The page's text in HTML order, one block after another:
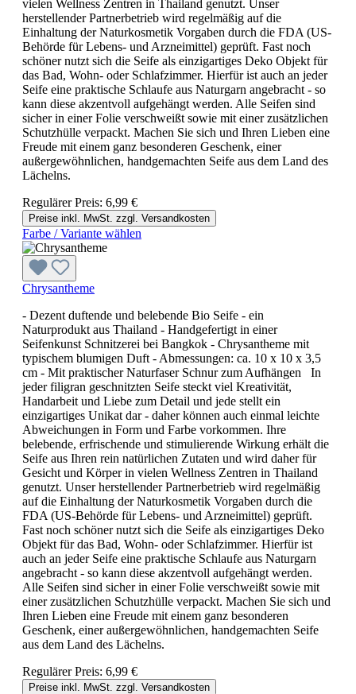
vielen Wellness Zentren in Thailand genutzt. Unser
herstellender Partnerbetrieb wird regelmäßig auf die
Einhaltung der Naturkosmetik Vorgaben durch die FDA (US-
Behörde für Lebens- und Arzneimittel) geprüft. Fast noch
schöner nutzt sich die Seife als einzigartiges Deko Objekt für
das Bad, Wohn- oder Schlafzimmer. Hierfür ist auch an jeder
Seife eine praktische Schlaufe aus Naturgarn angebracht - so
kann diese akzentvoll aufgehängt werden. Alle Seifen sind
sicher in einer Folie verschweißt sowie mit einer zusätzlichen
Schutzhülle verpackt. Machen Sie sich und Ihren Lieben eine
Freude mit einem ganz besonderen Geschenk, einer
außergewöhnlichen, handgemachten Seife aus dem Land des
Lächelns.
Regulärer Preis: 6,99 €
Preise inkl. MwSt. zzgl. Versandkosten
Farbe / Variante wählen
Chrysantheme
- Dezent duftende und belebende Bio Seife - ein
Naturprodukt aus Thailand - Handgefertigt in einer
Seifenkunst Schnitzerei bei Bangkok - Chrysantheme mit
typischem blumigen Duft - Abmessungen: ca. 10 x 10 x 3,5
cm - Mit praktischer Naturfaser Schnur zum Aufhängen In
jeder filigran geschnitzten Seife steckt viel Kreativität,
Handarbeit und Liebe zum Detail und jede stellt ein
einzigartiges Unikat dar - daher können auch einmal leichte
Abweichungen in Form und Farbe vorkommen. Ihre
belebende, erfrischende und stimulierende Wirkung erhält die
Seife aus Ihren rein natürlichen Zutaten und wird daher für
Gesicht und Körper in vielen Wellness Zentren in Thailand
genutzt. Unser herstellender Partnerbetrieb wird regelmäßig
auf die Einhaltung der Naturkosmetik Vorgaben durch die
FDA (US-Behörde für Lebens- und Arzneimittel) geprüft.
Fast noch schöner nutzt sich die Seife als einzigartiges Deko
Objekt für das Bad, Wohn- oder Schlafzimmer. Hierfür ist
auch an jeder Seife eine praktische Schlaufe aus Naturgarn
angebracht - so kann diese akzentvoll aufgehängt werden.
Alle Seifen sind sicher in einer Folie verschweißt sowie mit
einer zusätzlichen Schutzhülle verpackt. Machen Sie sich und
Ihren Lieben eine Freude mit einem ganz besonderen
Geschenk, einer außergewöhnlichen, handgemachten Seife
aus dem Land des Lächelns.
Regulärer Preis: 6,99 €
Preise inkl. MwSt. zzgl. Versandkosten